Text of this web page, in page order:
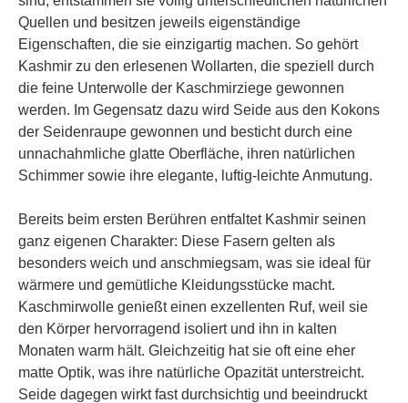
Quellen und besitzen jeweils eigenständige
Eigenschaften, die sie einzigartig machen. So gehört
Kashmir zu den erlesenen Wollarten, die speziell durch
die feine Unterwolle der Kaschmirziege gewonnen
werden. Im Gegensatz dazu wird Seide aus den Kokons
der Seidenraupe gewonnen und besticht durch eine
unnachahmliche glatte Oberfläche, ihren natürlichen
Schimmer sowie ihre elegante, luftig-leichte Anmutung.
Bereits beim ersten Berühren entfaltet Kashmir seinen
ganz eigenen Charakter: Diese Fasern gelten als
besonders weich und anschmiegsam, was sie ideal für
wärmere und gemütliche Kleidungsstücke macht.
Kaschmirwolle genießt einen exzellenten Ruf, weil sie
den Körper hervorragend isoliert und ihn in kalten
Monaten warm hält. Gleichzeitig hat sie oft eine eher
matte Optik, was ihre natürliche Opazität unterstreicht.
Seide dagegen wirkt fast durchsichtig und beeindruckt